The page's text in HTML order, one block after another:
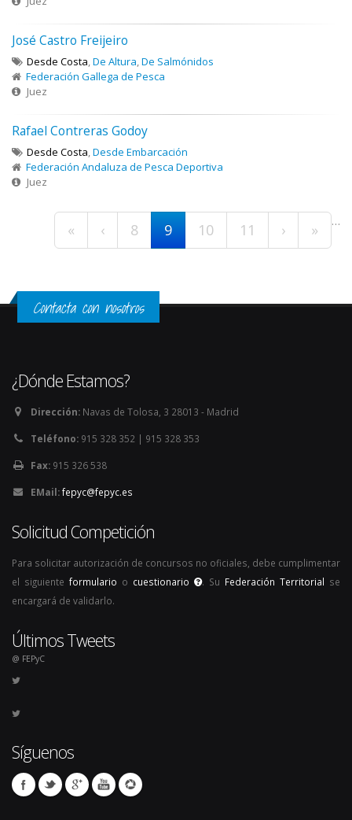
José Castro Freijeiro
Desde Costa,De Altura,De Salmónidos
Federación Gallega de Pesca
Juez
Rafael Contreras Godoy
Desde Costa,Desde Embarcación
Federación Andaluza de Pesca Deportiva
Juez
Páginas
« ‹ …
8 9 10 11 › »
Contacta con nosotros
¿Dónde Estamos?
Dirección: Navas de Tolosa, 3 28013 - Madrid
Teléfono: 915 328 352 | 915 328 353
Fax: 915 326 538
EMail:fepyc@fepyc.es
Solicitud Competición
Para solicitar autorización de concursos no oficiales, debe cumplimentar
el siguiente formulario o cuestionario . Su Federación Territorial se
encargará de validarlo.
Últimos Tweets
@ FEPyC
Síguenos